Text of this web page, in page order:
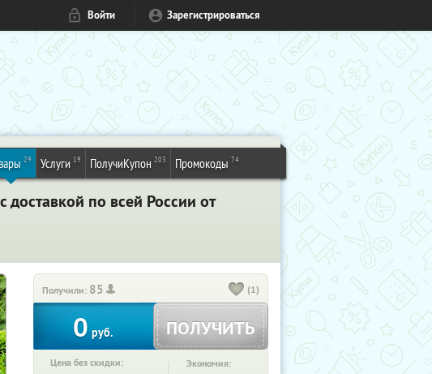
Войти Зарегистрироваться
29 Услуги 19 ПолучиКупон 203 Промокоды 74
по всей России от
Получили: 85 (1)
0 руб. ПОЛУЧИТЬ
Цена без скидки: Экономия: